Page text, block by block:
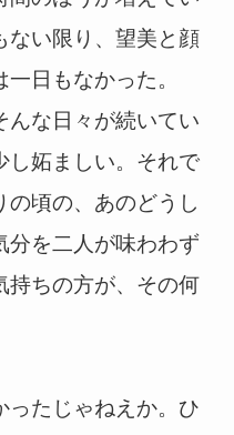
ない限り、望美と顔
日もなかった。
んな日々が続いてい
し妬ましい。それで
の頃の、あのどうし
分を二人が味わわず
持ちの方が、その何
ったじゃねえか。ひ